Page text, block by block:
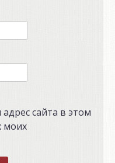
сайта в этом
моих